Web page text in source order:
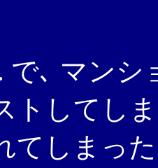
で､ マン
トしてし
てしまっ